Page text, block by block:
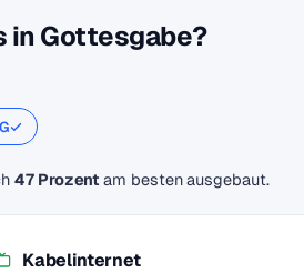
in Gottesgabe?
47 Prozent am besten ausgebaut.
Kabelinternet